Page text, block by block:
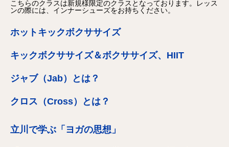
こちらのクラスは新規様限定のクラスとなっております。レッス
ンの際には、インナーシューズをお持ちください。
ホットキックボクササイズ
キックボクササイズ＆ボクササイズ、HIIT
ジャブ（Jab）とは？
クロス（Cross）とは？
立川で学ぶ「ヨガの思想」